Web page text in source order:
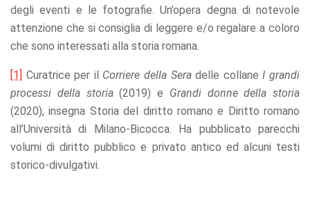
degli eventi e le fotografie. Un’opera degna di notevole
attenzione che si consiglia di leggere e/o regalare a coloro
che sono interessati alla storia romana.
[1] Curatrice per il Corriere della Seradelle collaneI grandi
processi della storia(2019) e Grandi donne della storia
(2020), insegna Storia del diritto romano e Diritto romano
all’Università di Milano-Bicocca. Ha pubblicato parecchi
volumi di diritto pubblico e privato antico ed alcuni testi
storico-divulgativi.